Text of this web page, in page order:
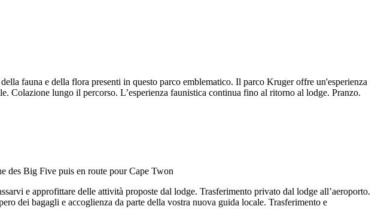
fauna e della flora presenti in questo parco emblematico. Il parco Kruger offre un'esperienza
lungo il percorso. L’esperienza faunistica continua fino al ritorno al lodge. Pranzo.
e approfittare delle attività proposte dal lodge. Trasferimento privato dal lodge all’aeroporto.
dei bagagli e accoglienza da parte della vostra nuova guida locale. Trasferimento e